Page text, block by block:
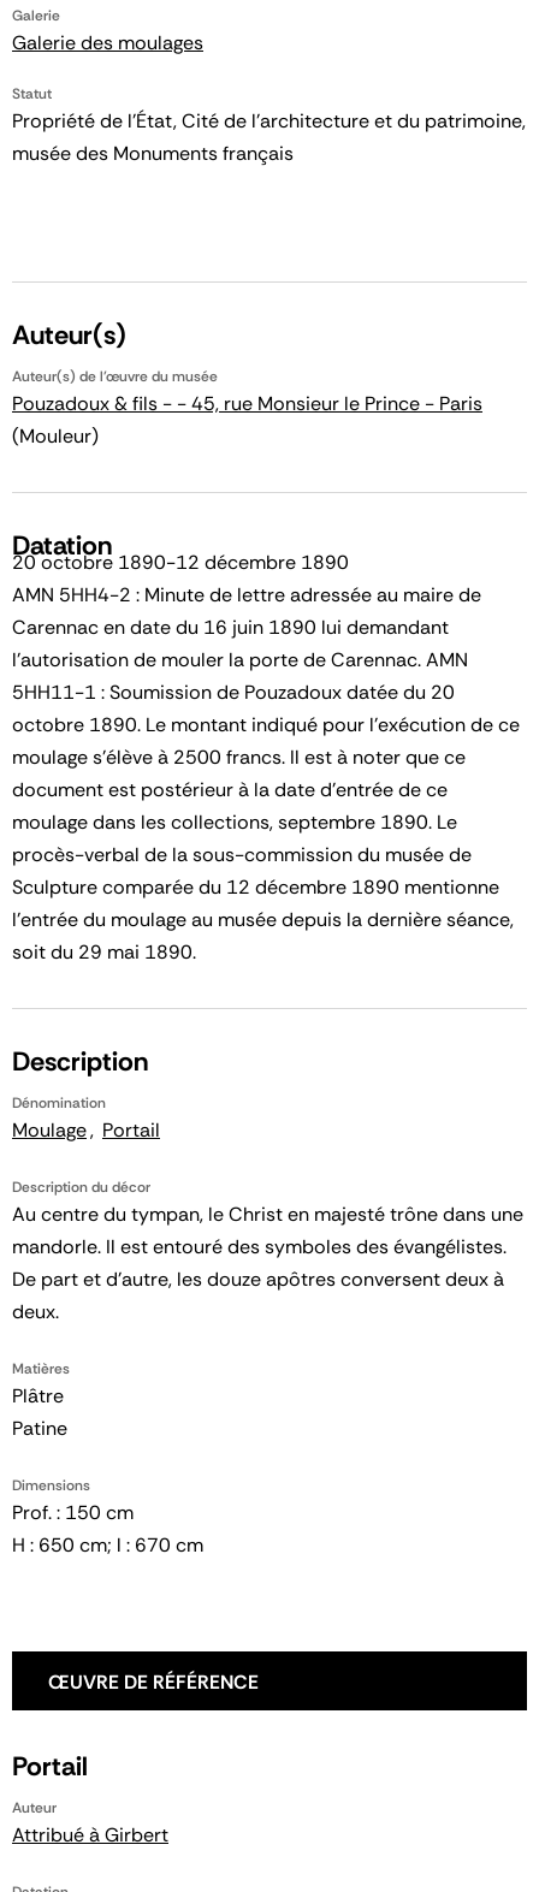
Galerie
Galerie des moulages
Statut
Propriété de l’État, Cité de l’architecture et du patrimoine,
musée des Monuments français
Auteur(s)
Auteur(s) de l'œuvre du musée
Pouzadoux & fils - - 45, rue Monsieur le Prince - Paris
(Mouleur)
Datation
20 octobre 1890-12 décembre 1890
AMN 5HH4-2 : Minute de lettre adressée au maire de
Carennac en date du 16 juin 1890 lui demandant
l'autorisation de mouler la porte de Carennac. AMN
5HH11-1 : Soumission de Pouzadoux datée du 20
octobre 1890. Le montant indiqué pour l'exécution de ce
moulage s'élève à 2500 francs. Il est à noter que ce
document est postérieur à la date d'entrée de ce
moulage dans les collections, septembre 1890. Le
procès-verbal de la sous-commission du musée de
Sculpture comparée du 12 décembre 1890 mentionne
l'entrée du moulage au musée depuis la dernière séance,
soit du 29 mai 1890.
Description
Dénomination
Moulage Portail
Description du décor
Au centre du tympan, le Christ en majesté trône dans une
mandorle. Il est entouré des symboles des évangélistes.
De part et d'autre, les douze apôtres conversent deux à
deux.
Matières
Plâtre
Patine
Dimensions
Prof. : 150 cm
H : 650 cm; l : 670 cm
ŒUVRE DE RÉFÉRENCE
Portail
Auteur
Attribué à Girbert